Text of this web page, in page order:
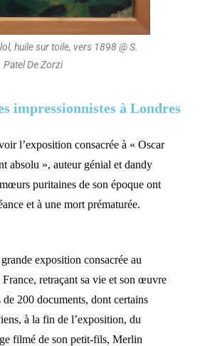
huile sur toile, vers 1898 @ S.
Patel De Zorzi
impressionnistes à Londres
l’exposition consacrée à « Oscar
absolu », auteur génial et dandy
puritaines de son époque ont
et à une mort prématurée.
exposition consacrée au
retraçant sa vie et son œuvre
de 200 documents, dont certains
à la fin de l’exposition, du
filmé de son petit-fils, Merlin